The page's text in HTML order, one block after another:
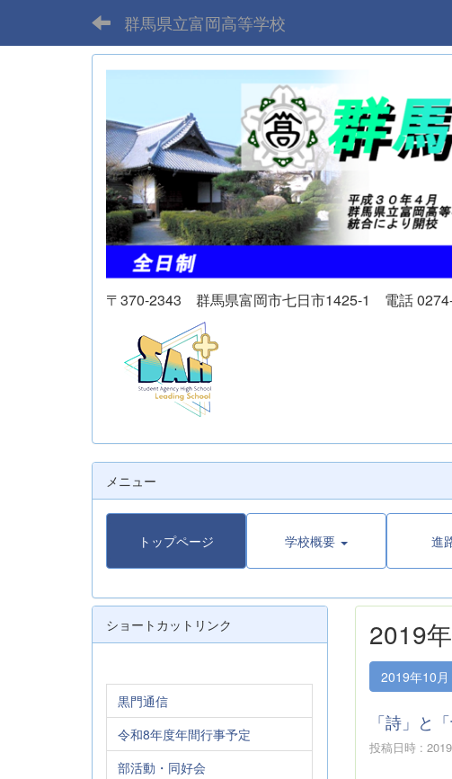
群馬県立富岡高等学校
〒370-2343 群馬県富岡市七日市1425-1 電話
メニュー
トップページ 学校概要 進
2019
2019年10月
「詩」と
投稿日時 :
ショートカットリンク
黒門通信
令和8年度年間行事予定
部活動・同好会